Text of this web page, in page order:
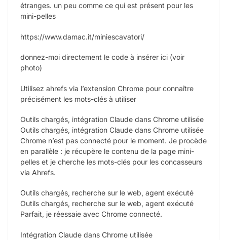
étranges. un peu comme ce qui est présent pour les
mini-pelles
https://www.damac.it/miniescavatori/
donnez-moi directement le code à insérer ici (voir
photo)
Utilisez ahrefs via l’extension Chrome pour connaître
précisément les mots-clés à utiliser
Outils chargés, intégration Claude dans Chrome utilisée
Outils chargés, intégration Claude dans Chrome utilisée
Chrome n’est pas connecté pour le moment. Je procède
en parallèle : je récupère le contenu de la page mini-
pelles et je cherche les mots-clés pour les concasseurs
via Ahrefs.
Outils chargés, recherche sur le web, agent exécuté
Outils chargés, recherche sur le web, agent exécuté
Parfait, je réessaie avec Chrome connecté.
Intégration Claude dans Chrome utilisée